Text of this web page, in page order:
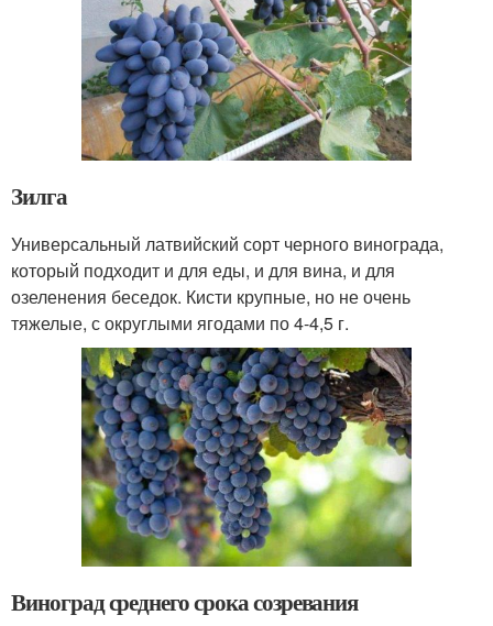
Зилга
Универсальный латвийский сорт черного винограда,
который подходит и для еды, и для вина, и для
озеленения беседок. Кисти крупные, но не очень
тяжелые, с округлыми ягодами по 4-4,5 г.
Виноград среднего срока созревания